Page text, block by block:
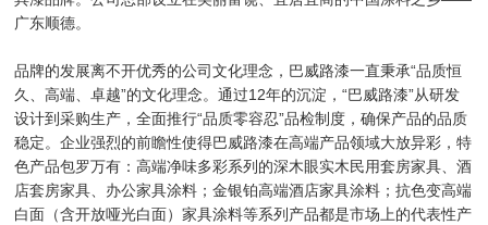
广东顺德。
品牌的发展离不开优秀的公司文化理念，巴威路漆一直秉承“品质恒
久、高端、卓越”的文化理念。通过12年的沉淀，“巴威路漆”从研发
设计到采购生产，全面推行“品质零容忍”品检制度，确保产品的品质
稳定。企业强烈的前瞻性使得巴威路漆在高端产品领域大放异彩，特
色产品包罗万有：高端净味多彩系列的深木眼实木民用套房家具、酒
店套房家具、办公家具涂料；金银铂高端酒店家具涂料；抗色变高端
白面（含开放哑光白面）家具涂料等系列产品都是市场上的代表性产